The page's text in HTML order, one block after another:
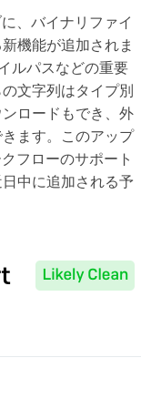
、バイナリファイ
機能が追加されま
ルパスなどの重要
文字列はタイプ別
ロードもでき、外
ます。このアップ
フローのサポート
中に追加される予